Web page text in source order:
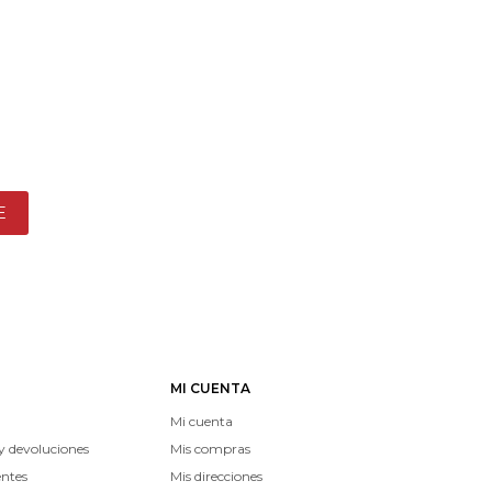
devoluciones
MI CUENTA
Mi cuenta
Mis compras
Mis direcciones